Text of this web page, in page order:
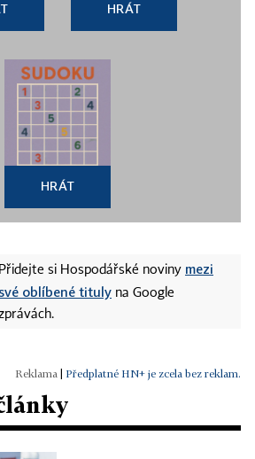
HRÁT
HRÁT
Přidejte si Hospodářské noviny mezi
své oblíbené tituly na Google
Předplatné HN+ je zcela bez reklam.